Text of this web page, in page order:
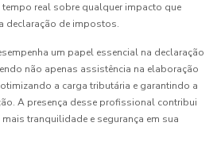
real sobre qualquer impacto que
declaração de impostos.
um papel essencial na declaração
não apenas assistência na elaboração
a carga tributária e garantindo a
A presença desse profissional contribui
tranquilidade e segurança em sua